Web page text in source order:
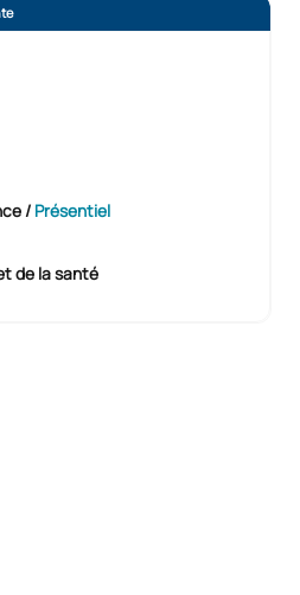
/ Présentiel
de la santé